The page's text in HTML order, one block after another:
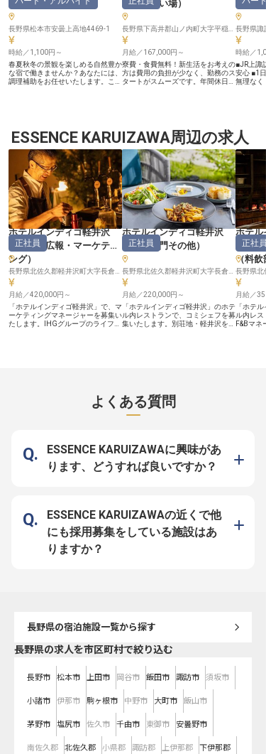
助・洗い場）
長野県松本市安曇上高地4469-1
時給／1,100円～
春夏秋冬の景観を楽しめる自然豊か
な宿で働きませんか？あなたには、
調理補助をお任せいたします。これ
められます。穂高連峰を一望できる
大浴場を備えた「上高地西糸屋山
荘」。お泊りのお客様には、コーヒ
ーや紅茶のサービスを行なっていま
す。※この求人は2023年6月28日時
点の情報です
補助・洗い場）
月給／167,000円～
寮費・食費無料！新生活をお考えの
方は費用の負担が少なく、勤務のス
タートがスムーズです。年間休日は
ゾートホテル。温かみあふれる内装
や広々とした大浴場、旬の素材をふ
んだんに使用した食事で、訪れるお
客様をおもてなしする宿です。※こ
の求人は2022年1月11日時点の情
報です
理補助
長野県諏
時給／
■JR上諏
安心 ■1
無理なく
す。 訪
とときと
供するこ
私たち
添い、細
で、最高
ます。
の心が
のにす
景色と共
しませんか。 ーー【働
追求した
テルでは
働ける
す。 調
テルレス
な先輩
ので、未
い。 時
り、あ
価しま
勤務で
です。
たちと一
ESSENCE KARUIZAWA周辺の求人
ホテルインディゴ軽井沢
（企画・広報・マーケティ
ング）
正社員
月給／420,000円～
「ホテルインディゴ軽井沢」で、マ
ーケティングマネージャーを募集い
たします。IHGグループのライフス
ラインに沿ったコラテラル制作ま
で、施策の企画から手を動かす部分
別荘地としての軽井沢の季節感を、
そのままホテルの発信へ翻訳してい
く仕事です。 【働く環境のポイン
休暇、慶弔休暇 ・服装自由（オフ
ィスカジュアル）、資格取得支援・
手当あり ・IHG宿泊優待制度（国
内・海外）、社員食堂（会社負担金
ホテルインディゴ軽井沢
（調理部門その他）
正社員
月給／220,000円～
「ホテルインディゴ軽井沢」のホテ
ル内レストランで、コミシェフを募
集いたします。別荘地・軽井沢を訪
を動かしながら伸びていける環境で
す。 【衛生管理への意識が、チー
ムの信頼になります】 高い衛生意
しています。ホテルの運営だけでな
く、軽井沢の地域活性化や文化・ア
ートに関心をお持ちの方も歓迎いた
します。 【働く環境のポイント】
（9日） ・寮完備、引越費用補助、
自動車通勤可（通勤手当は別途支
給） ・制服貸与、IHG宿泊優待制
度（国内・海外）、社員食堂
ホテル
（マネ
（料飲
正社員
月給／
「ホテ
ル内レス
F&Bマネ
いたしま
9～11日
日） ・
よくある質問
ESSENCE KARUIZAWAに興味があ
ります、どうすれば良いですか？
ESSENCE KARUIZAWAの近くで他
にも採用募集をしている施設はあ
りますか？
長野県の宿泊施設一覧から探す
長野県の求人を市区町村で絞り込む
長野市 松本市 上田市 岡谷市 飯田市 諏訪市 須坂市
小諸市 伊那市 駒ヶ根市 中野市 大町市 飯山市
茅野市 塩尻市 佐久市 千曲市 東御市 安曇野市
南佐久郡 北佐久郡 小県郡 諏訪郡 上伊那郡 下伊那郡